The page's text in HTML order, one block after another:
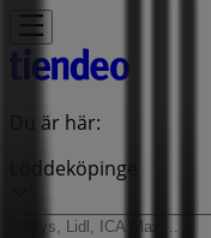
Du är här:
Löddeköpinge